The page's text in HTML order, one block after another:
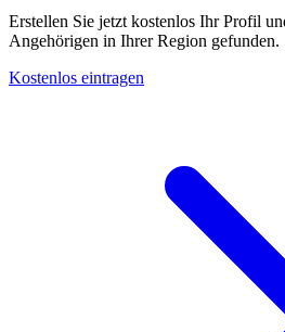
Erstellen Sie jetzt kostenlos Ihr Profil
Angehörigen in Ihrer Region gefunden.
Kostenlos eintragen